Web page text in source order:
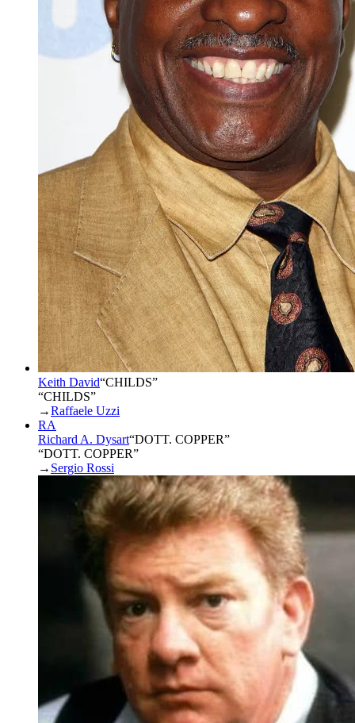
Keith David“CHILDS”
“CHILDS”
→Raffaele Uzzi
RA
Richard A. Dysart“DOTT. COPPER”
“DOTT. COPPER”
→ Sergio Rossi